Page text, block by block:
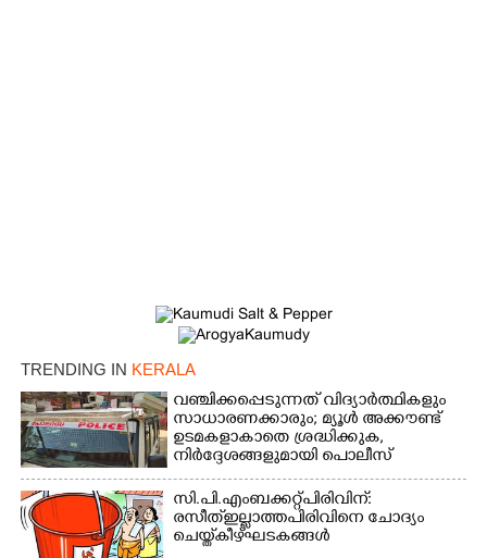
TRENDING IN KERALA
വഞ്ചിക്കപ്പെടുന്നത് വിദ്യാർത്ഥികളും
സാധാരണക്കാരും; മ്യൂൾ അക്കൗണ്ട്
ഉടമകളാകാതെ ശ്രദ്ധിക്കുക,
നിർദ്ദേശങ്ങളുമായി പൊലീസ്
സി.പി.എം ബക്കറ്റ് പിരിവിന്:
രസീത് ഇല്ലാത്ത പിരിവിനെ ചോദ്യം
ചെയ്ത് കീഴ്ഘടകങ്ങൾ